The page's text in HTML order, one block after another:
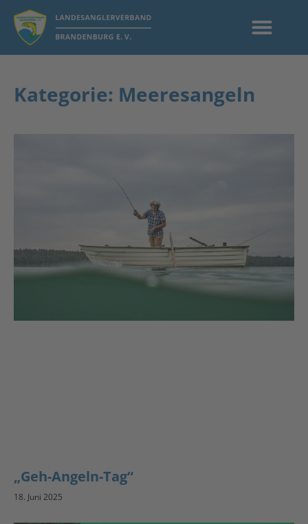
Kategorie: Meeresangeln
„Geh-Angeln-Tag“
18. Juni 2025